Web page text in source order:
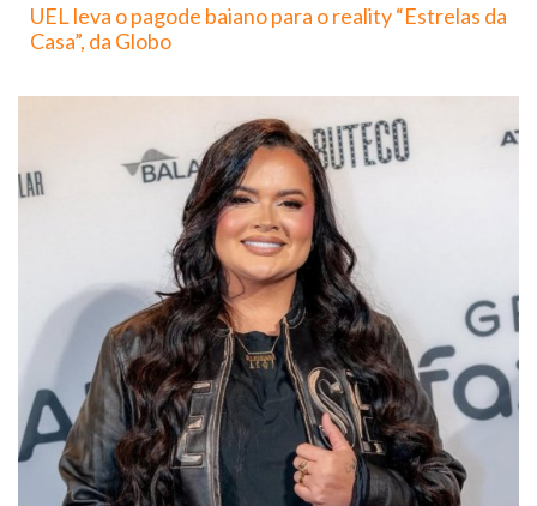
UEL leva o pagode baiano para o reality “Estrelas da
Casa”, da Globo